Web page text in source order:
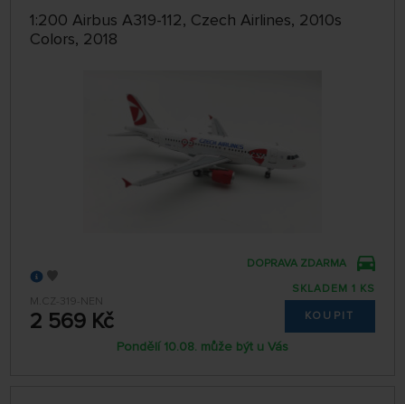
1:200 Airbus A319-112, Czech Airlines, 2010s
Colors, 2018
M.CZ-319-NEN
2 569 Kč
DOPRAVA ZDARMA
SKLADEM 1 KS
KOUPIT
Pondělí 10.08. může být u Vás